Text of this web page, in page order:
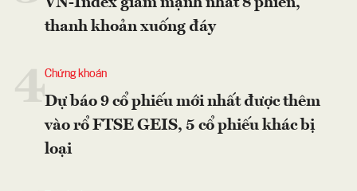
thanh khoản xuống đáy
4Chứng khoán
Dự báo 9 cổ phiếu mới nhất được thêm
vào rổ FTSE GEIS, 5 cổ phiếu khác bị
loại